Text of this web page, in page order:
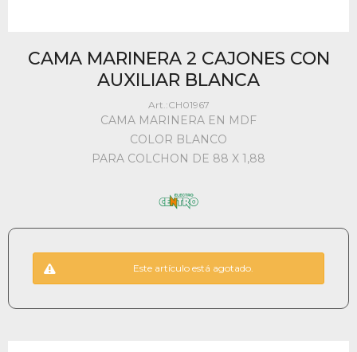
CAMA MARINERA 2 CAJONES CON
AUXILIAR BLANCA
CH01967
CAMA MARINERA EN MDF
COLOR BLANCO
PARA COLCHON DE 88 X 1,88
Este artículo está agotado.